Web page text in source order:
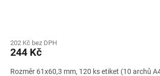
202 Kč bez DPH
244 Kč
Rozměr 61x60,3 mm, 120 ks etiket (10 archů